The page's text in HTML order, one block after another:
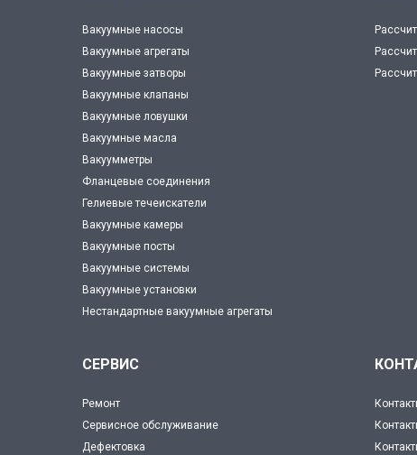
Вакуумные насосы
Вакуумные агрегаты
Вакуумные затворы
Вакуумные клапаны
Вакуумные ловушки
Вакуумные масла
Вакуумметры
Фланцевые соединения
Гелиевые течеискатели
Вакуумные камеры
Вакуумные посты
Вакуумные системы
Вакуумные установки
Нестандартные вакуумные агрегаты
СЕРВИС
Ремонт
Сервисное обслуживание
Дефектовка